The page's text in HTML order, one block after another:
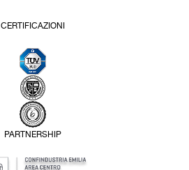
CERTIFICAZIONI
PARTNERSHIP